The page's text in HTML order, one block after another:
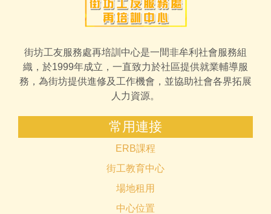
街坊工友服務處再培訓中心是一間非牟利社會服務組
織，於1999年成立，一直致力於社區提供就業輔導服
務，為街坊提供進修及工作機會，並協助社會各界拓展
人力資源。
常用連接
ERB課程
街工教育中心
場地租用
中心位置